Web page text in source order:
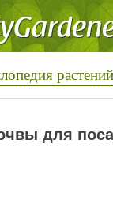
растений
для